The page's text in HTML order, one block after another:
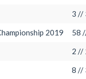
3 //
2019 58
2 //
8 //